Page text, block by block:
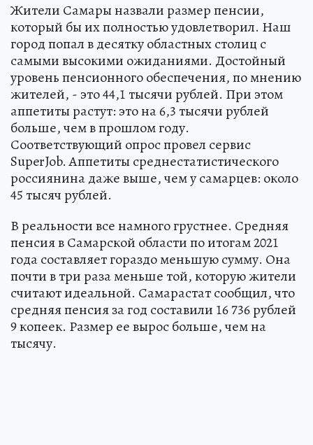
Жители Самары назвали размер пенсии,
который бы их полностью удовлетворил. Наш
город попал в десятку областных столиц с
самыми высокими ожиданиями. Достойный
уровень пенсионного обеспечения, по мнению
жителей, - это 44,1 тысячи рублей. При этом
аппетиты растут: это на 6,3 тысячи рублей
больше, чем в прошлом году.
Соответствующий опрос провел сервис
SuperJob. Аппетиты среднестатистического
россиянина даже выше, чем у самарцев: около
45 тысяч рублей.
В реальности все намного грустнее. Средняя
пенсия в Самарской области по итогам 2021
года составляет гораздо меньшую сумму. Она
почти в три раза меньше той, которую жители
считают идеальной. Самарастат сообщил, что
средняя пенсия за год составили 16 736 рублей
9 копеек. Размер ее вырос больше, чем на
тысячу.